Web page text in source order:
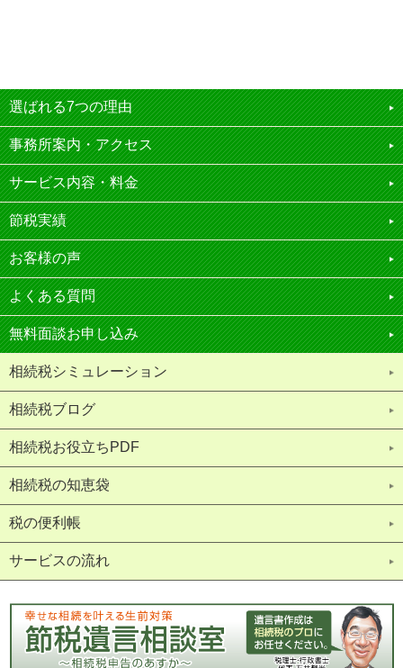
選ばれる7つの理由
事務所案内・アクセス
サービス内容・料金
節税実績
お客様の声
よくある質問
無料面談お申し込み
相続税シミュレーション
相続税ブログ
相続税お役立ちPDF
相続税の知恵袋
税の便利帳
サービスの流れ